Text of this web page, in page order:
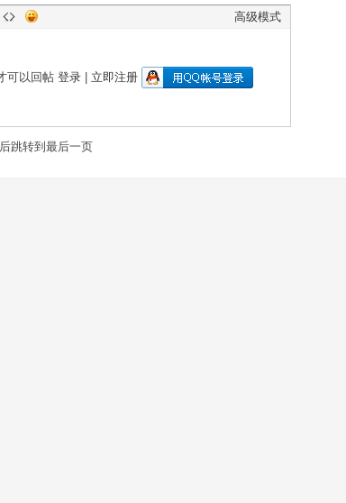
高级模式
可以回帖 登录| 立即注册
跳转到最后一页